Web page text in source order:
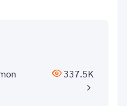
337.5K